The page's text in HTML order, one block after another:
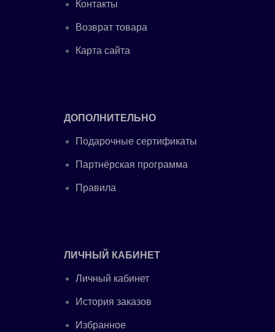
Контакты
Возврат товара
Карта сайта
ДОПОЛНИТЕЛЬНО
Подарочные сертификаты
Партнёрская программа
Правила
ЛИЧНЫЙ КАБИНЕТ
Личный кабинет
История заказов
Избранное